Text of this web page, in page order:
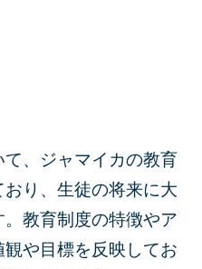
、ジャマイカの教育
り、生徒の将来に大
教育制度の特徴やア
や目標を反映してお